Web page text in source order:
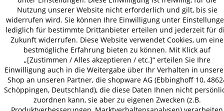
Nutzung unserer Website nicht erforderlich und gilt, bis sie
widerrufen wird. Sie können Ihre Einwilligung unter
lediglich für bestimmte Drittanbieter erteilen und jederzeit für
Zukunft widerrufen. Diese Website verwendet Cookies, um eine
bestmögliche Erfahrung bieten zu können. Mit Klick auf
„[Zustimmen / Alles akzeptieren / etc.]“ erteilen Sie Ihre
Einwilligung auch in die Weitergabe über Ihr Verhalten in
Shop an unseren Partner, die shopware AG (Ebbinghoff 10,
Schöppingen, Deutschland), die diese Daten Ihnen nicht
zuordnen kann, sie aber zu eigenen Zwecken (z.B.